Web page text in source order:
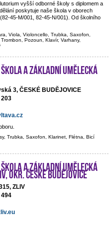
vyšší odborné školy s diplomem a
poskytuje naše škola v oborech
45-M/001, 82-45-N/001). Od školního
Viola, Violoncello, Trubka, Saxofon,
Pozoun, Klavír, Varhany,
a základní umělecká
3, ČESKÉ BUDĚJOVICE
Trubka, Saxofon, Klarinet, Flétna, Bicí
a Základní umělecká
okr. České Budějovice
ZLIV